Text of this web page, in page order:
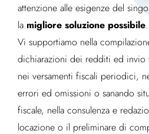
attenzione alle esigenze del
la migliore soluzione possibile.
Vi supportiamo nella
dichiarazioni dei redditi ed invio
nei versamenti fiscali periodici,
errori ed omissioni o sanando
fiscale, nella consulenza e
locazione o il preliminare di